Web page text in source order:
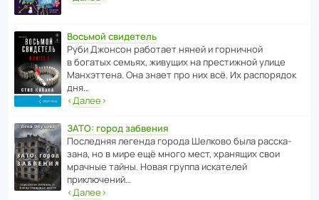
Восьмой свидетель
Руби Джонсон рабо­тает няней и горни­чной
в богатых семьях, живущих на прес­ти­жной улице
Манх­эт­тена. Она знает про них всё. Их распо­рядок
дня…
‹Далее›
ЗАТО: город забвения
После­дняя легенда города Шелково была расска­
зана, но в мире ещё много мест, хранящих свои
мрачные тайны. Новая группа иска­телей
приключений…
‹Далее›